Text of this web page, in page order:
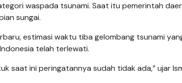
waspada tsunami. Saat itu pemerintah
sungai.
estimasi waktu tiba gelombang tsunami
telah terlewati.
saat ini peringatannya sudah tidak ada,” ujar